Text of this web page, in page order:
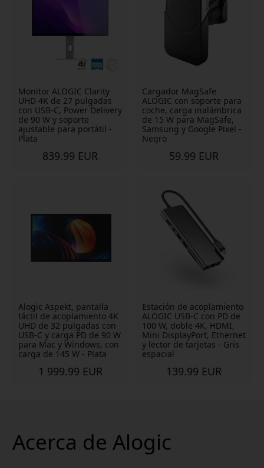
Monitor ALOGIC Clarity
UHD 4K de 27 pulgadas
con USB-C, Power Delivery
de 90 W y soporte
ajustable para portátil -
Plata
839.99 EUR
Cargador MagSafe
ALOGIC con soporte para
coche, carga inalámbrica
de 15 W para MagSafe,
Samsung y Google Pixel -
Negro
59.99 EUR
Alogic Aspekt, pantalla
táctil de acoplamiento 4K
UHD de 32 pulgadas con
USB-C y carga PD de 90 W
para Mac y Windows, con
carga de 145 W - Plata
1 999.99 EUR
Estación de acoplamiento
ALOGIC USB-C con PD de
100 W, doble 4K, HDMI,
Mini DisplayPort, Ethernet
y lector de tarjetas - Gris
espacial
139.99 EUR
Acerca de Alogic